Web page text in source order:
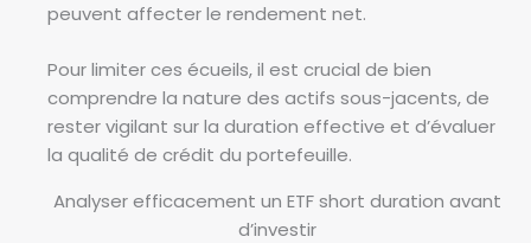
peuvent affecter le rendement net.
Pour limiter ces écueils, il est crucial de bien
comprendre la nature des actifs sous-jacents, de
rester vigilant sur la duration effective et d’évaluer
la qualité de crédit du portefeuille.
Analyser efficacement un ETF short duration avant
d’investir